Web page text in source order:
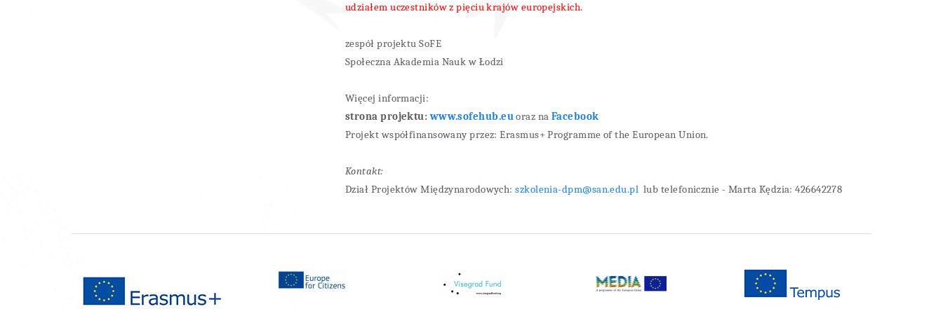
udziałem uczestników z pięciu krajów europejskich.
zespół projektu SoFE
Społeczna Akademia Nauk w Łodzi
Więcej informacji:
strona projektu:www.sofehub.euoraz na Facebook
Projekt współfinansowany przez: Erasmus+ Programme of the European Union.
Kontakt:
Dział Projektów Międzynarodowych: szkolenia-dpm@san.edu.pl lub telefonicznie - Marta Kędzia: 426642278